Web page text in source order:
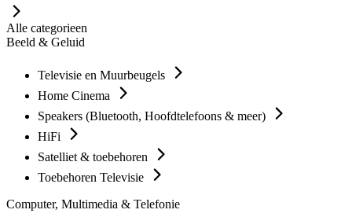
Alle categorieen
Beeld & Geluid
Televisie en Muurbeugels
Home Cinema
Speakers (Bluetooth, Hoofdtelefoons & meer)
HiFi
Satelliet & toebehoren
Toebehoren Televisie
Computer, Multimedia & Telefonie